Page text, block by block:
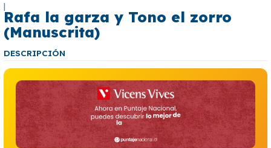
|
Rafa la garza y Tono el zorro
(Manuscrita)
DESCRIPCIÓN